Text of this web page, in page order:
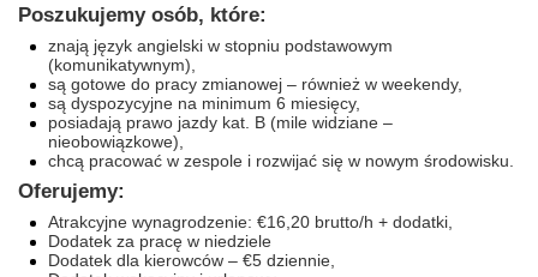
Poszukujemy osób, które:
znają język angielski w stopniu podstawowym
(komunikatywnym),
są gotowe do pracy zmianowej – również w weekendy,
są dyspozycyjne na minimum 6 miesięcy,
posiadają prawo jazdy kat. B (mile widziane –
nieobowiązkowe),
chcą pracować w zespole i rozwijać się w nowym środowisku.
Oferujemy:
Atrakcyjne wynagrodzenie: €16,20 brutto/h + dodatki,
Dodatek za pracę w niedziele
Dodatek dla kierowców – €5 dziennie,